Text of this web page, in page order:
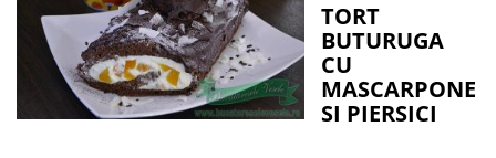
TORT
BUTURUGA
CU
MASCARPONE
SI PIERSICI